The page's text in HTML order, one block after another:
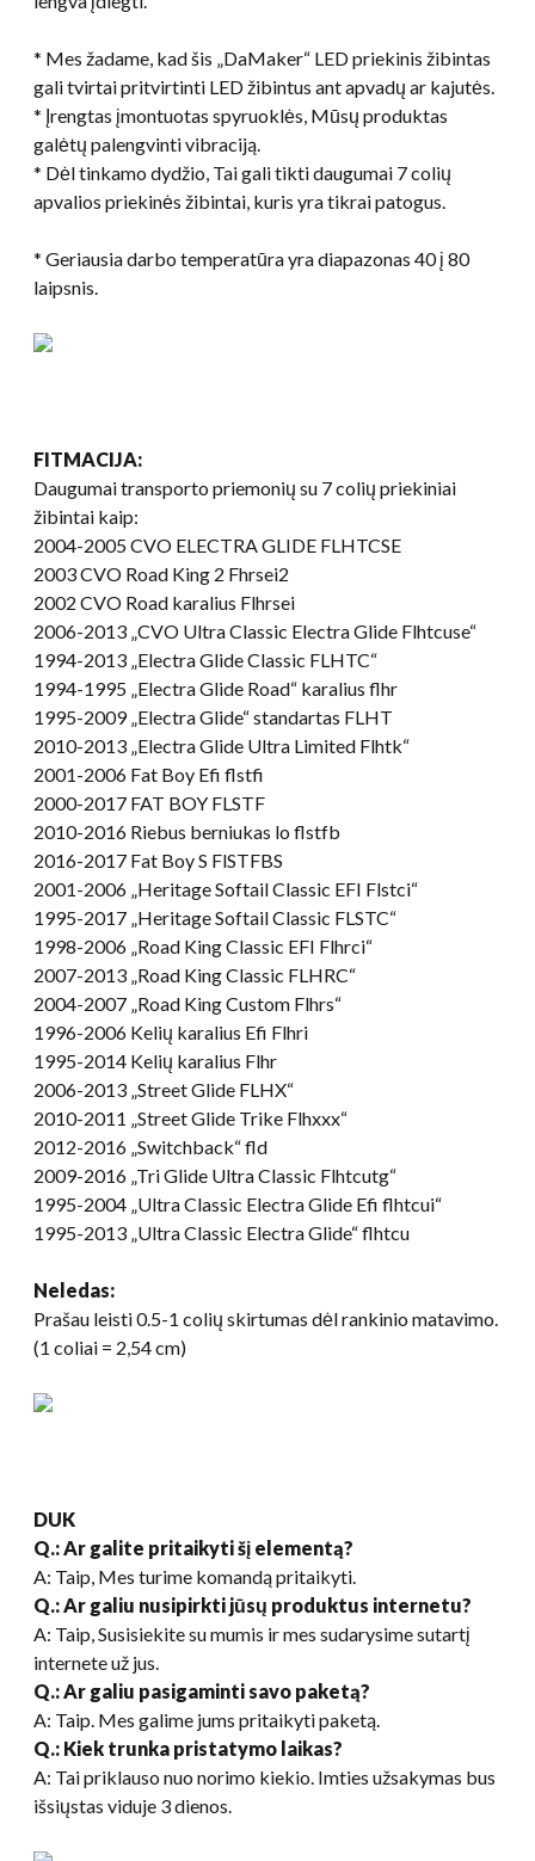
* Mes žadame, kad šis „DaMaker“ LED priekinis žibintas
gali tvirtai pritvirtinti LED žibintus ant apvadų ar kajutės.
* Įrengtas įmontuotas spyruoklės, Mūsų produktas
galėtų palengvinti vibraciją.
* Dėl tinkamo dydžio, Tai gali tikti daugumai 7 colių
apvalios priekinės žibintai, kuris yra tikrai patogus.
* Geriausia darbo temperatūra yra diapazonas 40 į 80
laipsnis.
FITMACIJA:
Daugumai transporto priemonių su 7 colių priekiniai
žibintai kaip:
2004-2005 CVO ELECTRA GLIDE FLHTCSE
2003 CVO Road King 2 Fhrsei2
2002 CVO Road karalius Flhrsei
2006-2013 „CVO Ultra Classic Electra Glide Flhtcuse“
1994-2013 „Electra Glide Classic FLHTC“
1994-1995 „Electra Glide Road“ karalius flhr
1995-2009 „Electra Glide“ standartas FLHT
2010-2013 „Electra Glide Ultra Limited Flhtk“
2001-2006 Fat Boy Efi flstfi
2000-2017 FAT BOY FLSTF
2010-2016 Riebus berniukas lo flstfb
2016-2017 Fat Boy S FlSTFBS
2001-2006 „Heritage Softail Classic EFI Flstci“
1995-2017 „Heritage Softail Classic FLSTC“
1998-2006 „Road King Classic EFI Flhrci“
2007-2013 „Road King Classic FLHRC“
2004-2007 „Road King Custom Flhrs“
1996-2006 Kelių karalius Efi Flhri
1995-2014 Kelių karalius Flhr
2006-2013 „Street Glide FLHX“
2010-2011 „Street Glide Trike Flhxxx“
2012-2016 „Switchback“ fld
2009-2016 „Tri Glide Ultra Classic Flhtcutg“
1995-2004 „Ultra Classic Electra Glide Efi flhtcui“
1995-2013 „Ultra Classic Electra Glide“ flhtcu
Neledas:
Prašau leisti 0.5-1 colių skirtumas dėl rankinio matavimo.
(1 coliai = 2,54 cm)
DUK
Q.: Ar galite pritaikyti šį elementą?
A: Taip, Mes turime komandą pritaikyti.
Q.: Ar galiu nusipirkti jūsų produktus internetu?
A: Taip, Susisiekite su mumis ir mes sudarysime sutartį
internete už jus.
Q.: Ar galiu pasigaminti savo paketą?
A: Taip. Mes galime jums pritaikyti paketą.
Q.: Kiek trunka pristatymo laikas?
A: Tai priklauso nuo norimo kiekio. Imties užsakymas bus
išsiųstas viduje 3 dienos.